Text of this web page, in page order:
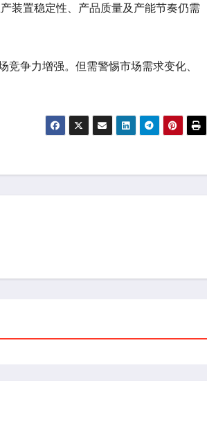
装置稳定性、产品质量及产能节奏仍需
争力增强。但需警惕市场需求变化、